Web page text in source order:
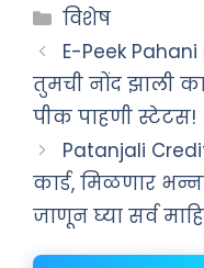
Categories
विशेष
E-Peek
तुमची नोंद झाली
पीक पाहणी स्टेटस!
Patanjali
कार्ड, मिळणार
जाणून घ्या सर्व